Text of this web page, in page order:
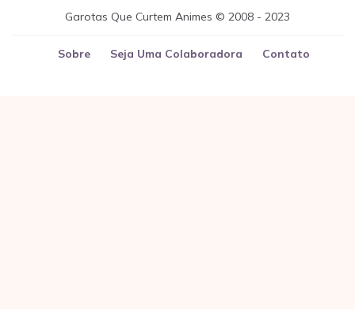
Garotas Que Curtem Animes © 2008 - 2023
Sobre Seja Uma Colaboradora Contato